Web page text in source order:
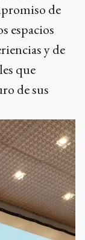
de
espacios
y de
que
de sus